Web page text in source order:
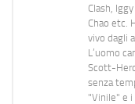
Clash,
Chao etc.
vivo dagli
L’uomo
Scott-
senza
"Vinile" e i